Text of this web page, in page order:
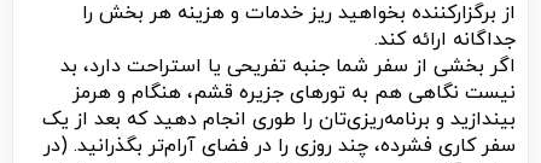
از برگزارکننده بخواهید ریز خدمات و هزینه هر بخش را
جداگانه ارائه کند.
اگر بخشی از سفر شما جنبه تفریحی یا استراحت دارد، بد
نیست نگاهی هم به تورهای جزیره قشم، هنگام و هرمز
بیندازید و برنامه‌ریزی‌تان را طوری انجام دهید که بعد از یک
سفر کاری فشرده، چند روزی را در فضای آرام‌تر بگذرانید. (در